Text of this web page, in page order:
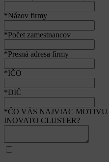
*Názov firmy
*Počet zamestnancov
*Presná adresa firmy
*IČO
*DIČ
*ČO VÁS NAJVIAC
INOVATO CLUSTER?